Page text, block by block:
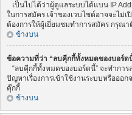
เป็นไปได้ว่าผู้ดูแลระบบได้แบน IP
ในการสมัคร เจ้าของเวบไซต์อาจจะไม่
ต้องการให้ผู้เยี่ยมชมทำการสมัคร กรุณ
ข้างบน
ข้อความที่ว่า “ลบคุีกกี้ทั้งหมดของบอร์ด
“ลบคุีกกี้ทั้งหมดของบอร์ดนี้” จะทำกา
ปัญหาเรื่องการเข้าใช้งานระบบหรือออ
คุ๊กกี้
ข้างบน